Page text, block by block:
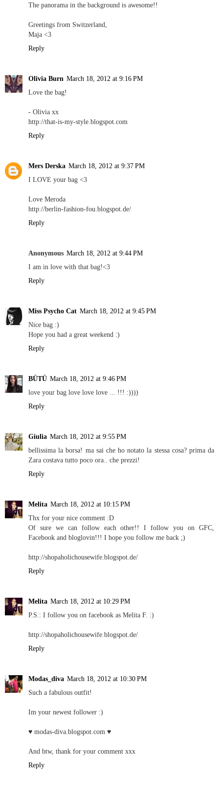
The panorama in the background is awesome!!
Greetings from Switzerland,
Maja <3
Reply
Olivia Burn March 18, 2012 at 9:16 PM
Love the bag!
- Olivia xx
http://that-is-my-style.blogspot.com
Reply
Mers Derska March 18, 2012 at 9:37 PM
I LOVE your bag <3
Love Meroda
http://berlin-fashion-fou.blogspot.de/
Reply
Anonymous March 18, 2012 at 9:44 PM
I am in love with that bag!<3
Reply
Miss Psycho Cat March 18, 2012 at 9:45 PM
Nice bag :)
Hope you had a great weekend :)
Reply
BÜTÜ March 18, 2012 at 9:46 PM
love your bag love love love ... !!! :))))
Reply
Giulia March 18, 2012 at 9:55 PM
bellissima la borsa! ma sai che ho notato la stessa cosa? prima da
Zara costava tutto poco ora.. che prezzi!
Reply
Melita March 18, 2012 at 10:15 PM
Thx for your nice comment :D
Of sure we can follow each other!! I follow you on GFC,
Facebook and bloglovin!!! I hope you follow me back ;)
http://shopaholichousewife.blogspot.de/
Reply
Melita March 18, 2012 at 10:29 PM
P.S.: I follow you on facebook as Melita F. :)
http://shopaholichousewife.blogspot.de/
Reply
Modas_diva March 18, 2012 at 10:30 PM
Such a fabulous outfit!
Im your newest follower :)
♥ modas-diva.blogspot.com ♥
And btw, thank for your comment xxx
Reply